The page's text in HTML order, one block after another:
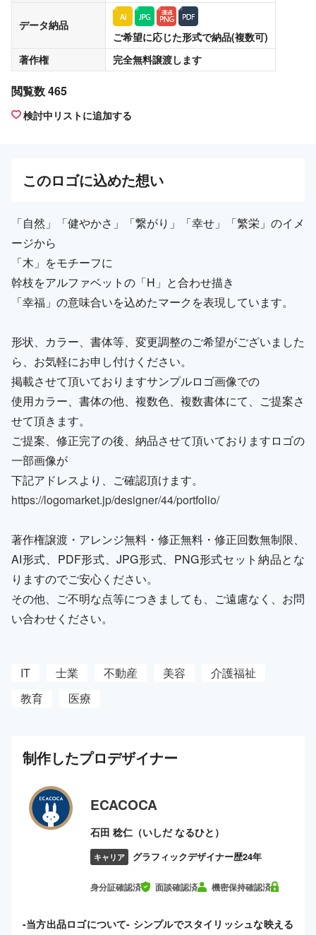
データ納品
ご希望に応じた形式で納品(複数可)
著作権
完全無料譲渡します
閲覧数 465
検討中リストに追加する
このロゴに込めた想い
「自然」「健やかさ」「繋がり」「幸せ」「繁栄」のイメ
ージから
「木」をモチーフに
幹枝をアルファベットの「H」と合わせ描き
「幸福」の意味合いを込めたマークを表現しています。
形状、カラー、書体等、変更調整のご希望がございました
ら、お気軽にお申し付けください。
掲載させて頂いておりますサンプルロゴ画像での
使用カラー、書体の他、複数色、複数書体にて、ご提案さ
せて頂きます。
ご提案、修正完了の後、納品させて頂いておりますロゴの
一部画像が
下記アドレスより、ご確認頂けます。
https://logomarket.jp/designer/44/portfolio/
著作権譲渡・アレンジ無料・修正無料・修正回数無制限、
AI形式、PDF形式、JPG形式、PNG形式セット納品とな
りますのでご安心ください。
その他、ご不明な点等につきましても、ご遠慮なく、お問
い合わせください。
IT 士業 不動産 美容
介護福祉
教育
医療
制作したプロデザイナー
ECACOCA
石田 稔仁（いしだ なるひと）
キャリア グラフィックデザイナー歴24年
身分証確認済 面談確認済 機密保持確認済
-当方出品ロゴについて- シンプルでスタイリッシュな映える